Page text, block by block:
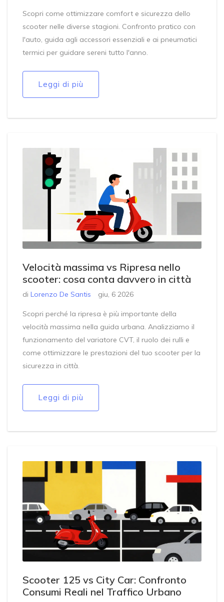
Scopri come ottimizzare comfort e sicurezza dello
scooter nelle diverse stagioni. Confronto pratico con
l'auto, guida agli accessori essenziali e ai pneumatici
termici per guidare sereni tutto l'anno.
Leggi di più
Velocità massima vs Ripresa nello
scooter: cosa conta davvero in città
di Lorenzo De Santis giu, 6 2026
Scopri perché la ripresa è più importante della
velocità massima nella guida urbana. Analizziamo il
funzionamento del variatore CVT, il ruolo dei rulli e
come ottimizzare le prestazioni del tuo scooter per la
sicurezza in città.
Leggi di più
Scooter 125 vs City Car: Confronto
Consumi Reali nel Traffico Urbano